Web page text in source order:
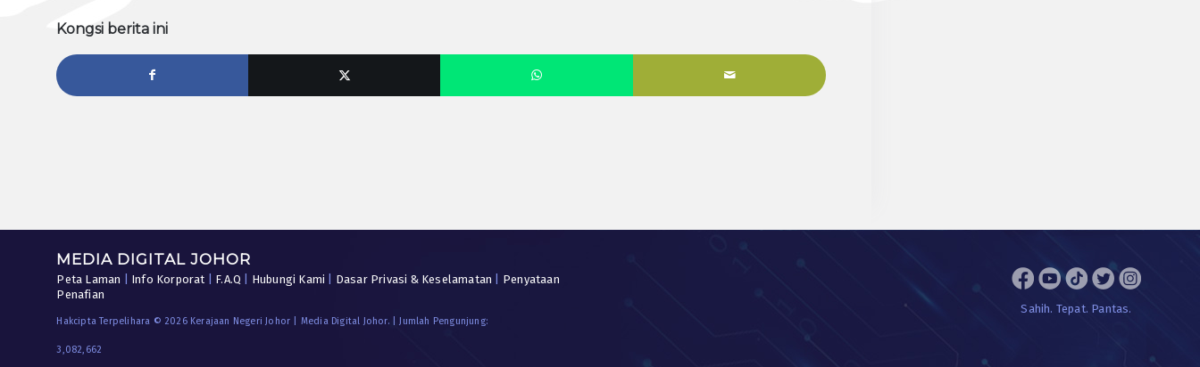
Kongsi berita ini
MEDIA DIGITAL JOHOR
Peta Laman Info Korporat F.A.Q Hubungi Kami Dasar Privasi & Keselamatan
Penyataan
Penafian
Hakcipta Terpelihara © 2026 Kerajaan Negeri Johor | Media Digital Johor. | Jumlah Pengunjung:
3,082,662
Sahih. Tepat. Pantas.